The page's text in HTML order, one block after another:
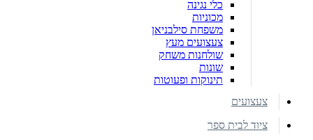
כלי נגינה
מכוניות
משפחת סילבניאן
צעצועים מעץ
שולחנות משחק
שונות
תינוקות ופעוטות
צעצועים
ציוד לבית ספר